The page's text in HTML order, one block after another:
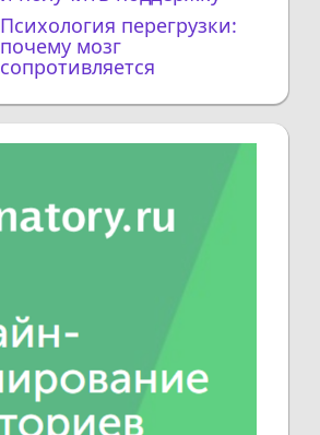
Психология перегрузки:
почему мозг
сопротивляется